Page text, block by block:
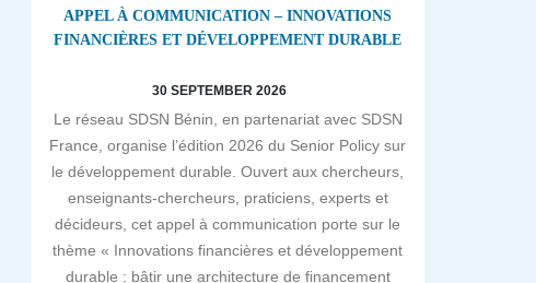
APPEL À COMMUNICATION – INNOVATIONS
FINANCIÈRES ET DÉVELOPPEMENT DURABLE
30 SEPTEMBER 2026
Le réseau SDSN Bénin, en partenariat avec SDSN
France, organise l’édition 2026 du Senior Policy sur
le développement durable. Ouvert aux chercheurs,
enseignants-chercheurs, praticiens, experts et
décideurs, cet appel à communication porte sur le
thème « Innovations financières et développement
durable : bâtir une architecture de financement